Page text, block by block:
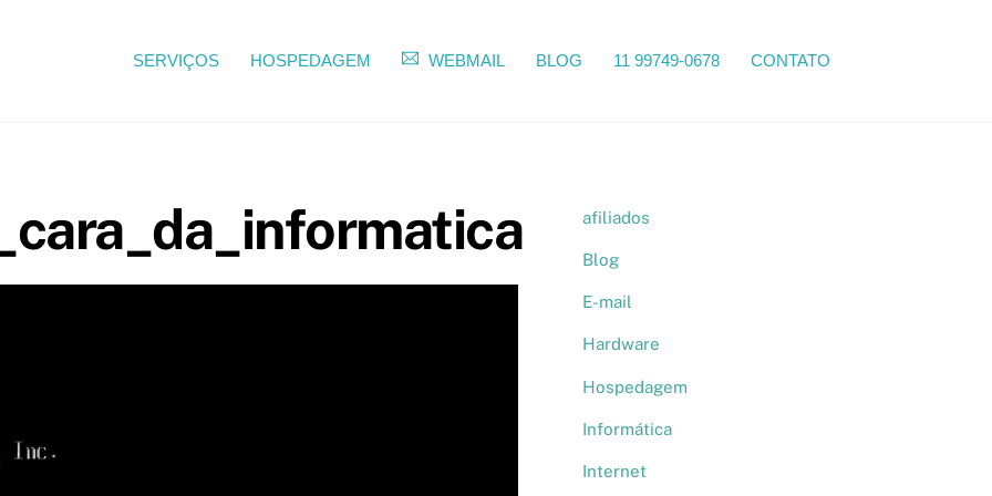
SERVIÇOS HOSPEDAGEM WEBMAIL BLOG 11 99749-0678 CONTATO
afiliados
Blog
E-mail
Hardware
Hospedagem
Informática
Internet